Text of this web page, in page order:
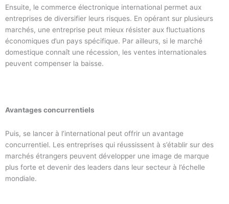
Ensuite, le commerce électronique international permet aux
entreprises de diversifier leurs risques. En opérant sur plusieurs
marchés, une entreprise peut mieux résister aux fluctuations
économiques d’un pays spécifique. Par ailleurs, si le marché
domestique connaît une récession, les ventes internationales
peuvent compenser la baisse.
Avantages concurrentiels
Puis, se lancer à l’international peut offrir un avantage
concurrentiel. Les entreprises qui réussissent à s’établir sur des
marchés étrangers peuvent développer une image de marque
plus forte et devenir des leaders dans leur secteur à l’échelle
mondiale.